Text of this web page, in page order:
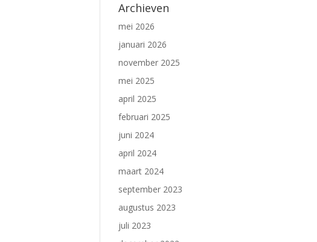
Archieven
mei 2026
januari 2026
november 2025
mei 2025
april 2025
februari 2025
juni 2024
april 2024
maart 2024
september 2023
augustus 2023
juli 2023